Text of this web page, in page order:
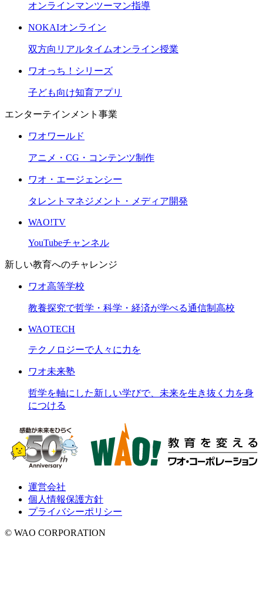
オンラインマンツーマン指導
NOKAIオンライン
双方向リアルタイムオンライン授業
ワオっち！シリーズ
子ども向け知育アプリ
エンターテインメント事業
ワオワールド
アニメ・CG・コンテンツ制作
ワオ・エージェンシー
タレントマネジメント・メディア開発
WAO!TV
YouTubeチャンネル
新しい教育へのチャレンジ
ワオ高等学校
教養探究で哲学・科学・経済が学べる通信制高校
WAOTECH
テクノロジーで人々に力を
ワオ未来塾
哲学を軸にした新しい学びで、未来を生き抜く力を身
につける
運営会社
個人情報保護方針
プライバシーポリシー
© WAO CORPORATION